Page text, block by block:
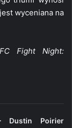
wyceniana na
Fight Night:
Dustin Poirier